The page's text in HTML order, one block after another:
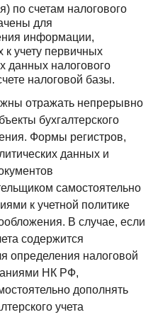
по счетам налогового
для
информации,
учету первичных
данных налогового
налоговой базы.
отражать непрерывно
бухгалтерского
Формы регистров,
данных и
самостоятельно
к учетной политике
В случае, если
содержится
определения налоговой
НК РФ,
дополнять
учета